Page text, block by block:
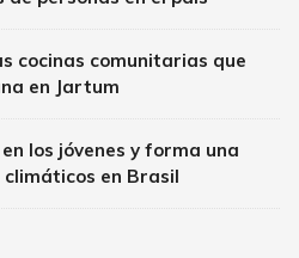
cocinas comunitarias que
en Jartum
los jóvenes y forma una
en Brasil